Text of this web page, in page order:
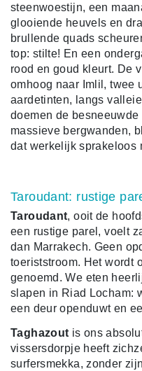
steenwoestijn, een
glooiende heuvels en
brullende quads
top: stilte! En een
rood en goud kleurt. De
omhoog naar Imlil, twee
aardetinten, langs
doemen de
massieve bergwanden,
dat werkelijk sprakeloos
Taroudant: rustige
Taroudant, ooit de
een rustige parel, voelt
dan Marrakech. Geen
toeriststroom. Het wordt
genoemd. We eten
slapen in Riad Locham:
een deur openduwt en
Taghazout is ons
vissersdorpje heeft
surfersmekka, zonder